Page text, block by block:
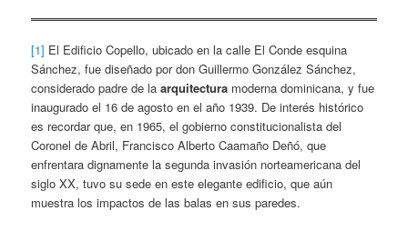
[1] El Edificio Copello, ubicado en la calle El Conde esquina
Sánchez, fue diseñado por don Guillermo González Sánchez,
considerado padre de laarquitectura moderna dominicana, y fue
inaugurado el 16 de agosto en el año 1939. De interés histórico
es recordar que, en 1965, el gobierno constitucionalista del
Coronel de Abril, Francisco Alberto Caamaño Deñó, que
enfrentara dignamente la segunda invasión norteamericana del
siglo XX, tuvo su sede en este elegante edificio, que aún
muestra los impactos de las balas en sus paredes.